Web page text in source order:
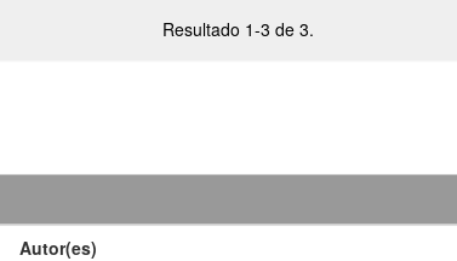
Resultado 1-3 de 3.
Autor(es)